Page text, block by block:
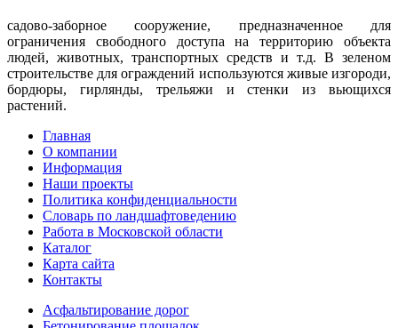
садово-заборное сооружение, предназначенное для
ограничения свободного доступа на территорию объекта
людей, животных, транспортных средств и т.д. В зеленом
строительстве для ограждений используются живые изгороди,
бордюры, гирлянды, трельяжи и стенки из вьющихся
растений.
Главная
О компании
Информация
Наши проекты
Политика конфиденциальности
Словарь по ландшафтоведению
Работа в Московской области
Каталог
Карта сайта
Контакты
Асфальтирование дорог